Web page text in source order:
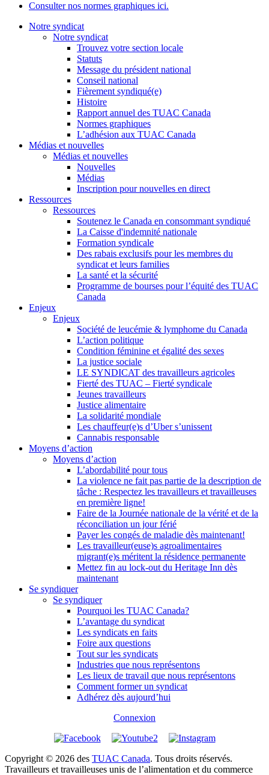
Consulter nos normes graphiques ici.
Notre syndicat
Notre syndicat
Trouvez votre section locale
Statuts
Message du président national
Conseil national
Fièrement syndiqué(e)
Histoire
Rapport annuel des TUAC Canada
Normes graphiques
L’adhésion aux TUAC Canada
Médias et nouvelles
Médias et nouvelles
Nouvelles
Médias
Inscription pour nouvelles en direct
Ressources
Ressources
Soutenez le Canada en consommant syndiqué
La Caisse d'indemnité nationale
Formation syndicale
Des rabais exclusifs pour les membres du
syndicat et leurs families
La santé et la sécurité
Programme de bourses pour l’équité des TUAC
Canada
Enjeux
Enjeux
Société de leucémie & lymphome du Canada
L’action politique
Condition féminine et égalité des sexes
La justice sociale
LE SYNDICAT des travailleurs agricoles
Fierté des TUAC – Fierté syndicale
Jeunes travailleurs
Justice alimentaire
La solidarité mondiale
Les chauffeur(e)s d’Uber s’unissent
Cannabis responsable
Moyens d’action
Moyens d’action
L’abordabilité pour tous
La violence ne fait pas partie de la description de
tâche : Respectez les travailleurs et travailleuses
en première ligne!
Faire de la Journée nationale de la vérité et de la
réconciliation un jour férié
Payer les congés de maladie dès maintenant!
Les travailleur(euse)s agroalimentaires
migrant(e)s méritent la résidence permanente
Mettez fin au lock-out du Heritage Inn dès
maintenant
Se syndiquer
Se syndiquer
Pourquoi les TUAC Canada?
L’avantage du syndicat
Les syndicats en faits
Foire aux questions
Tout sur les syndicats
Industries que nous représentons
Les lieux de travail que nous représentons
Comment former un syndicat
Adhérez dès aujourd’hui
Connexion
Copyright © 2026 des TUAC Canada. Tous droits réservés.
Travailleurs et travailleuses unis de l’alimentation et du commerce